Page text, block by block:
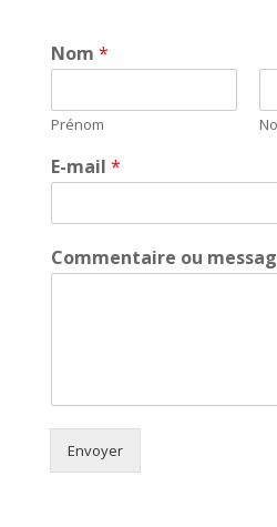
Nom *
Prénom
E-mail *
Commentaire ou
Envoyer